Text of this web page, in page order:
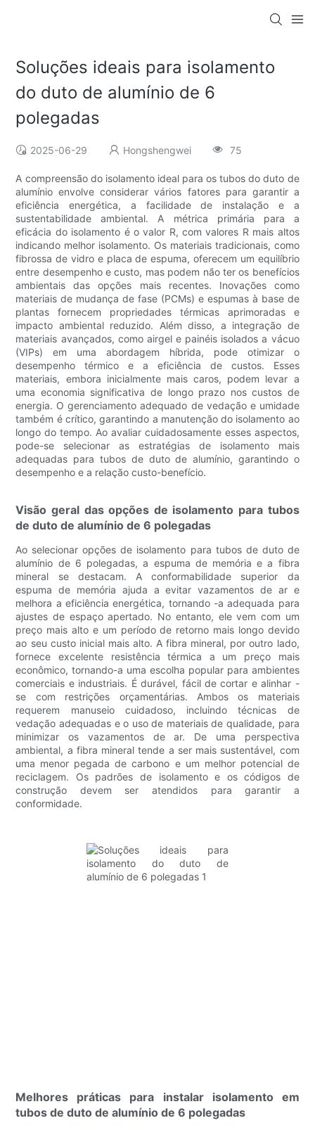
Soluções ideais para isolamento
do duto de alumínio de 6
polegadas
2025-06-29 Hongshengwei 75
A compreensão do isolamento ideal para os tubos do duto de
alumínio envolve considerar vários fatores para garantir a
eficiência energética, a facilidade de instalação e a
sustentabilidade ambiental. A métrica primária para a
eficácia do isolamento é o valor R, com valores R mais altos
indicando melhor isolamento. Os materiais tradicionais, como
fibrossa de vidro e placa de espuma, oferecem um equilíbrio
entre desempenho e custo, mas podem não ter os benefícios
ambientais das opções mais recentes. Inovações como
materiais de mudança de fase (PCMs) e espumas à base de
plantas fornecem propriedades térmicas aprimoradas e
impacto ambiental reduzido. Além disso, a integração de
materiais avançados, como airgel e painéis isolados a vácuo
(VIPs) em uma abordagem híbrida, pode otimizar o
desempenho térmico e a eficiência de custos. Esses
materiais, embora inicialmente mais caros, podem levar a
uma economia significativa de longo prazo nos custos de
energia. O gerenciamento adequado de vedação e umidade
também é crítico, garantindo a manutenção do isolamento ao
longo do tempo. Ao avaliar cuidadosamente esses aspectos,
pode-se selecionar as estratégias de isolamento mais
adequadas para tubos de duto de alumínio, garantindo o
desempenho e a relação custo-benefício.
Visão geral das opções de isolamento para tubos
de duto de alumínio de 6 polegadas
Ao selecionar opções de isolamento para tubos de duto de
alumínio de 6 polegadas, a espuma de memória e a fibra
mineral se destacam. A conformabilidade superior da
espuma de memória ajuda a evitar vazamentos de ar e
melhora a eficiência energética, tornando -a adequada para
ajustes de espaço apertado. No entanto, ele vem com um
preço mais alto e um período de retorno mais longo devido
ao seu custo inicial mais alto. A fibra mineral, por outro lado,
fornece excelente resistência térmica a um preço mais
econômico, tornando-a uma escolha popular para ambientes
comerciais e industriais. É durável, fácil de cortar e alinhar -
se com restrições orçamentárias. Ambos os materiais
requerem manuseio cuidadoso, incluindo técnicas de
vedação adequadas e o uso de materiais de qualidade, para
minimizar os vazamentos de ar. De uma perspectiva
ambiental, a fibra mineral tende a ser mais sustentável, com
uma menor pegada de carbono e um melhor potencial de
reciclagem. Os padrões de isolamento e os códigos de
construção devem ser atendidos para garantir a
conformidade.
Melhores práticas para instalar isolamento em
tubos de duto de alumínio de 6 polegadas